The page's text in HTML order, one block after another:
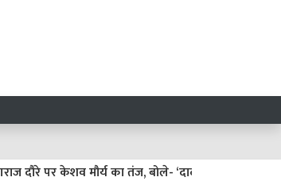
पर केशव मौर्य का तंज, बोले- ‘दादा फिरोज गांधी की कब्र